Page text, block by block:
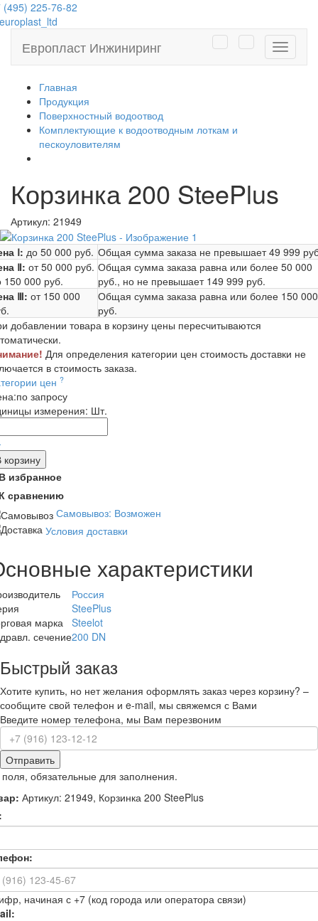
(495) 225-76-82
Европласт Инжиниринг
Главная
Продукция
Поверхностный водоотвод
Комплектующие к водоотводным лоткам и
пескоуловителям
Корзинка 200 SteePlus
Артикул: 21949
Ⅰ: до 50 000 руб. Общая сумма заказа не превышает49 999
Ⅱ: от 50 000 руб.
150 000 руб.
Общая сумма заказа равна или более 50 000
руб., но не превышает 149 999 руб.
Ⅲ: от 150 000
Общая сумма заказа равна или более 150 000
руб.
добавлении товара в корзину цены пересчитываются
Для определения категории цен стоимость доставки не
в стоимость заказа.
цен ?
по запросу
измерения: Шт.
корзину
избранное
сравнению
Самовывоз: Возможен
Условия доставки
характеристики
Россия
SteePlus
марка
Steelot
сечение200 DN
Быстрый заказ
Хотите купить, но нет желания оформлять заказ через корзину? –
сообщите свой телефон и e-mail, мы свяжемся с Вами
Введите номер телефона, мы Вам перезвоним
Отправить
обязательные для заполнения.
Артикул: 21949, Корзинка 200 SteePlus
начиная с +7 (код города или оператора связи)